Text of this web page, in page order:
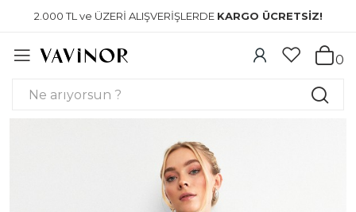
2.000 TL ve ÜZERİ ALIŞVERİŞLERDE KARGO ÜCRETSİZ!
0